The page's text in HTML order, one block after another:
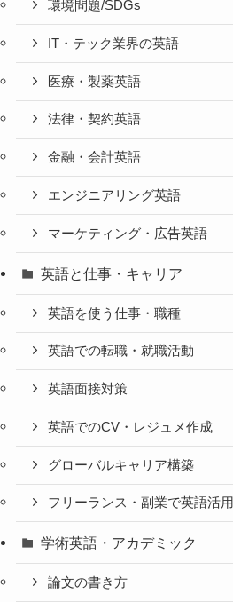
環境問題/SDGs
IT・テック業界の英語
医療・製薬英語
法律・契約英語
金融・会計英語
エンジニアリング英語
マーケティング・広告英語
英語と仕事・キャリア
英語を使う仕事・職種
英語での転職・就職活動
英語面接対策
英語でのCV・レジュメ作成
グローバルキャリア構築
フリーランス・副業で英語活用
学術英語・アカデミック
論文の書き方